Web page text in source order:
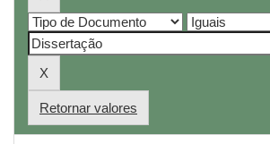
Retornar valores